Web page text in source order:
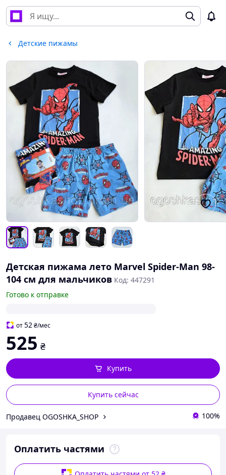
Детские пижамы
Детская пижама лето Marvel Spider-Man 98-
104 см для мальчиков Код: 447291
Готово к отправке
от52₴/мес
525 ₴
Купить сейчас
Купить
Продавец OGOSHKA_SHOP 100%
Оплатить частями